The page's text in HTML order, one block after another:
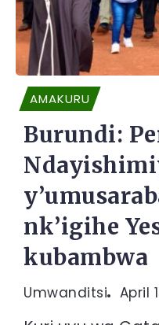
AMAKURU
Burundi:
nk’igihe
kubambwa
Umwanditsi April